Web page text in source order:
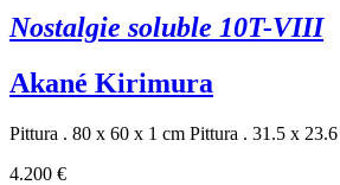
Nostalgie soluble 10T-VIII
Akané Kirimura
Pittura . 80 x 60 x 1 cm Pittura . 31.5 x
4.200 €